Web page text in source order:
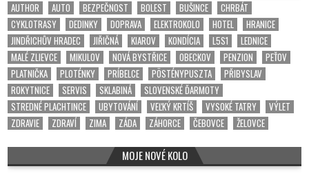
AUTHOR AUTO BEZPEČNOST BOLEST BUŠINCE
CHRBÁT
CYKLOTRASY
DEDINKY DOPRAVA ELEKTROKOLO HOTEL
HRANICE
JINDŘICHŮV HRADEC
JIŘIČNÁ KIAROV KONDÍCIA L5S1
LEDNICE
MALÉ ZLIEVCE
MIKULOV NOVÁ BYSTŘICE OBECKOV PENZION
PEŤOV
PLATNIČKA
PLOTÉNKY PRÍBELCE PÖSTÉNYPUSZTA
PŘIBYSLAV
ROKYTNICE
SERVIS SKLABINÁ
SLOVENSKÉ ĎARMOTY
STREDNÉ PLACHTINCE
UBYTOVÁNÍ VEĽKÝ KRTÍŠ VYSOKÉ TATRY
VÝLET
ZDRAVIE
ZDRAVÍ ZIMA ZÁDA ZÁHORCE ČEBOVCE ŽELOVCE
MOJE NOVÉ KOLO